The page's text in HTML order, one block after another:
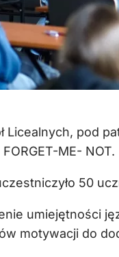
Licealnych, pod
ME- NOT.
50
umiejętności
motywacji do